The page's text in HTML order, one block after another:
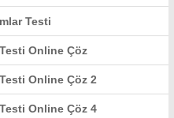
Testi
Online Çöz
Online Çöz 2
Online Çöz 4